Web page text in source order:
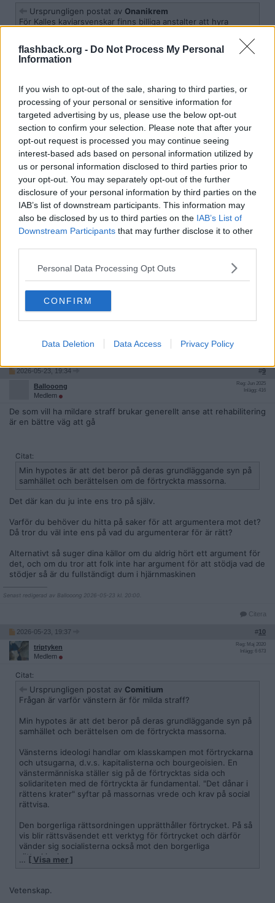
flashback.org - Do Not Process My Personal
Information
If you wish to opt-out of the sale, sharing to third parties, or
processing of your personal or sensitive information for
targeted advertising by us, please use the below opt-out
section to confirm your selection. Please note that after your
opt-out request is processed you may continue seeing
interest-based ads based on personal information utilized by
us or personal information disclosed to third parties prior to
your opt-out. You may separately opt-out of the further
disclosure of your personal information by third parties on the
IAB’s list of downstream participants. This information may
also be disclosed by us to third parties on the IAB’s List of
Downstream Participants that may further disclose it to other
Personal Data Processing Opt Outs
CONFIRM
Data Deletion Data Access Privacy Policy
Ursprungligen postat av Onanikrem
För Kalles kaviarsvenskar finns billiga anstalter att hyra
utlänningar: Utvisning efter säg 2/3 tid för gott uppförande,
ungefär som nu fast de sätts på ett flyg hem direkt i stället
för att släppas ut i samhället igen.
är människor som, enligt er premiss, alltid förblir en börda för
samhället, varför inte göra sig av med dem? Det fungerar alldeles
utmärkt i Japan.
2026-05-23, 19:22
Uptown018
Avstängd
Reg: Feb 2026
Inlägg: 2 103
Citat:
Ursprungligen postat avTidvind
Man får kartlägga mönster för varför förbrytandet
återkommer och lösa det på något sätt.
Vad är alternativet? Anstalter är dyra.
Avrätta dem då. Varför lägga problemen på skattebetalare
och Litauen?
För oprovocerad grov misshandel skulle jag gärna se angriparen
2026-05-23, 19:34 #9
Ballooong
Medlem
Reg: Jun 2025
Inlägg: 416
De som vill ha mildare straff brukar generellt anse att rehabilitering
är en bättre väg att gå
Citat:
Min hypotes är att det beror på deras grundläggande syn på
samhället och berättelsen om de förtryckta massorna.
Det där kan du ju inte ens tro på själv.
Varför du behöver du hitta på saker för att argumentera mot det?
Då tror du väl inte ens på vad du argumenterar för är rätt?
Alternativt så suger dina källor om du aldrig hört ett argument för
det, och om du tror att folk inte har argument för att stödja vad de
stödjer så är du fullständigt dum i hjärnmaskinen
Senast redigerad av Ballooong 2026-05-23 kl. 20:00.
Citera
2026-05-23, 19:37 #10
triptyken
Medlem
Reg: Maj 2020
Inlägg: 6 673
Citat:
Ursprungligen postat av Comitium
Frågan är varför vänstern är för milda straff?
Min hypotes är att det beror på deras grundläggande syn på
samhället och berättelsen om de förtryckta massorna.
Vänsterns ideologi handlar om klasskampen mot förtryckarna
och utsugarna, d.v.s. kapitalisterna och bourgeoisien. En
vänstermänniska ställer sig på de förtrycktas sida och
solidariteten med de förtryckta är fundamental. "Det dånar i
rättens krater" syftar på massornas vrede och krav på social
rättvisa.
Den borgerliga rättsordningen upprätthåller förtrycket. På så
vis blir rättsväsendet ett verktyg för förtrycket och därför
vänder sig socialisterna också mot den borgerliga
rättsskipningen.
straffas - det är samhället om måste göras om.
… [ Visa mer ]
Vetenskap.